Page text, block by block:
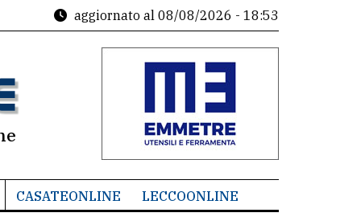
aggiornato al 08/08/2026 - 18:53
CASATEONLINE LECCOONLINE